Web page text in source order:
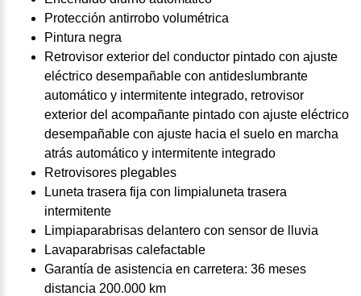
Protección antirrobo volumétrica
Pintura negra
Retrovisor exterior del conductor pintado con ajuste
eléctrico desempañable con antideslumbrante
automático y intermitente integrado, retrovisor
exterior del acompañante pintado con ajuste eléctrico
desempañable con ajuste hacia el suelo en marcha
atrás automático y intermitente integrado
Retrovisores plegables
Luneta trasera fija con limpialuneta trasera
intermitente
Limpiaparabrisas delantero con sensor de lluvia
Lavaparabrisas calefactable
Garantía de asistencia en carretera: 36 meses
distancia 200.000 km